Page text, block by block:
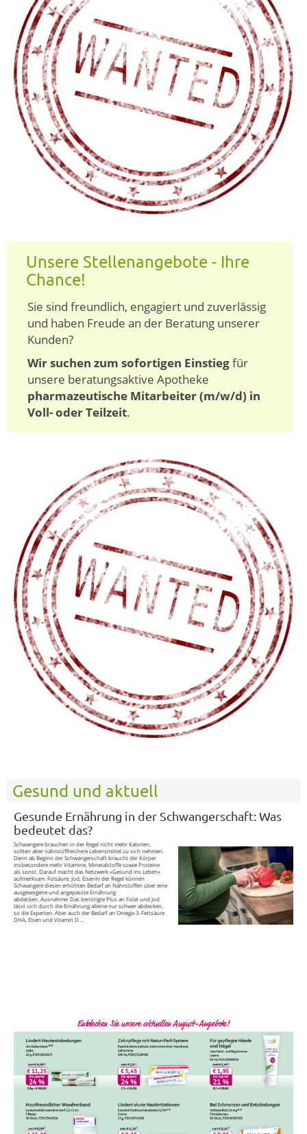
Unsere Stellenangebote - Ihre
Chance!
Sie sind freundlich, engagiert und zuverlässig
und haben Freude an der Beratung unserer
Kunden?
Wir suchen zum sofortigen Einstiegfür
unsere beratungsaktive Apotheke
pharmazeutische Mitarbeiter (m/w/d) in
Voll- oder Teilzeit.
Gesund und aktuell
Gesunde Ernährung in der Schwangerschaft: Was
bedeutet das?
Schwangere brauchen in der Regel nicht mehr Kalorien,
sollten aber nährstoffreichere Lebensmittel zu sich nehmen.
Denn ab Beginn der Schwangerschaft braucht der Körper
insbesondere mehr Vitamine, Mineralstoffe sowie Proteine
als sonst. Darauf macht das Netzwerk «Gesund ins Leben»
aufmerksam. Folsäure, Jod, EisenIn der Regel können
Schwangere diesen erhöhten Bedarf an Nährstoffen über eine
ausgewogene und angepasste Ernährung
abdecken. Ausnahme: Das benötigte Plus an Folat und Jod
lässt sich durch die Ernährung alleine nur schwer abdecken,
so die Experten. Aber auch der Bedarf an Omega-3-Fettsäure
DHA, Eisen und Vitamin D ...